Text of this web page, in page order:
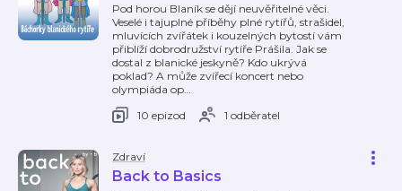
Pod horou Blaník se dějí neuvěřitelné věci.
Veselé i tajuplné příběhy plné rytířů, strašidel,
mluvících zvířátek i kouzelných bytostí vám
přiblíží dobrodružství rytíře Prášila. Jak se
dostal z blanické jeskyně? Kdo ukrývá
poklad? A může zvířecí koncert nebo
olympiáda op…
10 epizod
1 odběratel
Zdraví
Back to Basics